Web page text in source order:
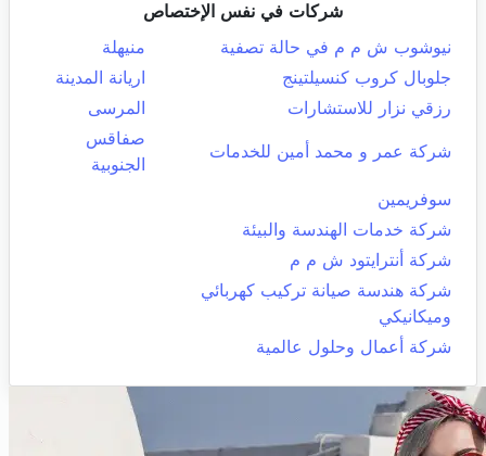
شركات في نفس الإختصاص
نيوشوب ش م م في حالة تصفية
منيهلة
جلوبال كروب كنسيلتينج
اريانة المدينة
رزقي نزار للاستشارات
المرسى
شركة عمر و محمد أمين للخدمات
صفاقس
الجنوبية
سوفريمين
شركة خدمات الهندسة والبيئة
شركة أنترايتود ش م م
شركة هندسة صيانة تركيب كهربائي
وميكانيكي
شركة أعمال وحلول عالمية